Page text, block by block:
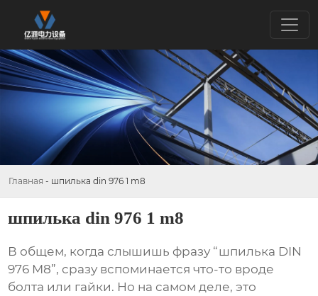
Главная - шпилька din 976 1 m8
шпилька din 976 1 m8
В общем, когда слышишь фразу “шпилька DIN
976 M8”, сразу вспоминается что-то вроде
болта или гайки. Но на самом деле, это